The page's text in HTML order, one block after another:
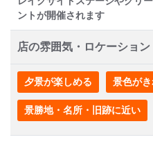
ントが開催されます
店の雰囲気・ロケーション
夕景が楽しめる 景色が
景勝地・名所・旧跡に近い